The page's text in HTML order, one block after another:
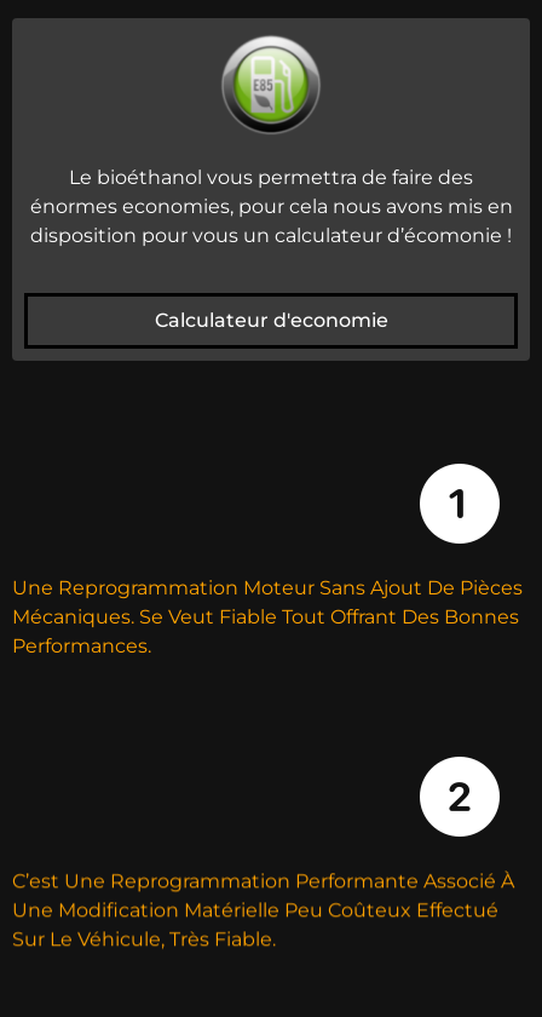
Le bioéthanol vous permettra de faire des
énormes economies, pour cela nous avons mis en
disposition pour vous un calculateur d’écomonie !
Calculateur d'economie
Une Reprogrammation Moteur Sans Ajout De Pièces
Mécaniques. Se Veut Fiable Tout Offrant Des Bonnes
Performances.
C’est Une Reprogrammation Performante Associé À
Une Modification Matérielle Peu Coûteux Effectué
Sur Le Véhicule, Très Fiable.